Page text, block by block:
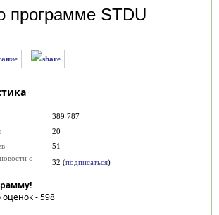
программе STDU
389 787
20
51
о
32 (подписаться)
оценок -598